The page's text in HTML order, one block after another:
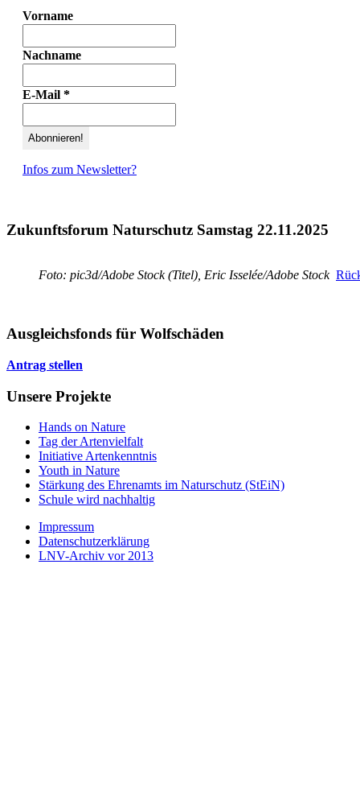
Vorname
Nachname
E-Mail *
Infos zum Newsletter?
Zukunftsforum Naturschutz Samstag 22.11.2025
Foto: pic3d/Adobe Stock (Titel), Eric Isselée/Adobe Stock
Ausgleichsfonds für Wolfschäden
Antrag stellen
Unsere Projekte
Hands on Nature
Tag der Artenvielfalt
Initiative Artenkenntnis
Youth in Nature
Stärkung des Ehrenamts im Naturschutz (StEiN)
Schule wird nachhaltig
Impressum
Datenschutzerklärung
LNV-Archiv vor 2013